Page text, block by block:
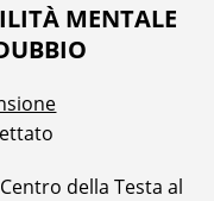
MENTALE
della Testa al